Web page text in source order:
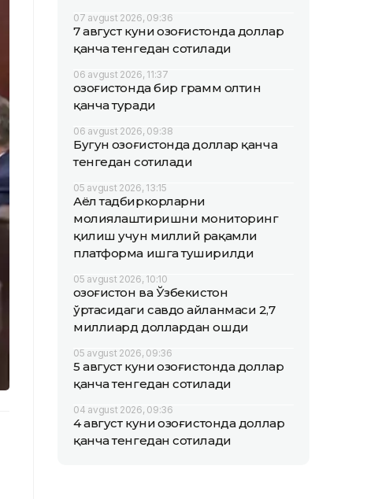
07 avgust 2026, 09:36
7 август куни Қозоғистонда доллар
қанча тенгедан сотилади
06 avgust 2026, 11:37
Қозоғистонда бир грамм олтин
қанча туради
06 avgust 2026, 09:38
Бугун Қозоғистонда доллар қанча
тенгедан сотилади
05 avgust 2026, 13:15
Аёл тадбиркорларни
молиялаштиришни мониторинг
қилиш учун миллий рақамли
платформа ишга туширилди
05 avgust 2026, 10:10
Қозоғистон ва Ўзбекистон
ўртасидаги савдо айланмаси 2,7
миллиард доллардан ошди
05 avgust 2026, 09:36
5 август куни Қозоғистонда доллар
қанча тенгедан сотилади
04 avgust 2026, 09:36
4 август куни Қозоғистонда доллар
қанча тенгедан сотилади